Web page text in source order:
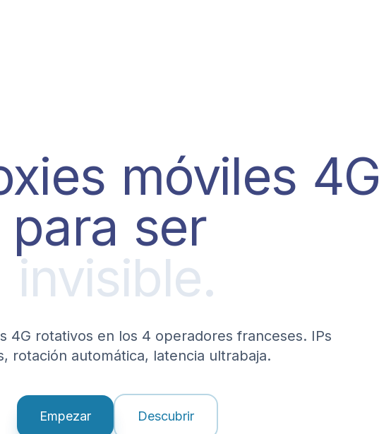
móviles 4G
para ser
invisible.
4G rotativos en los 4 operadores franceses. IPs
rotación automática, latencia ultrabaja.
Empezar Descubrir